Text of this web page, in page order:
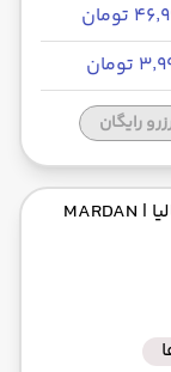
تومان
رایگان
| MARDAN